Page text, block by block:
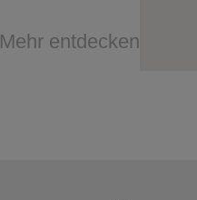
Mehr entdecken